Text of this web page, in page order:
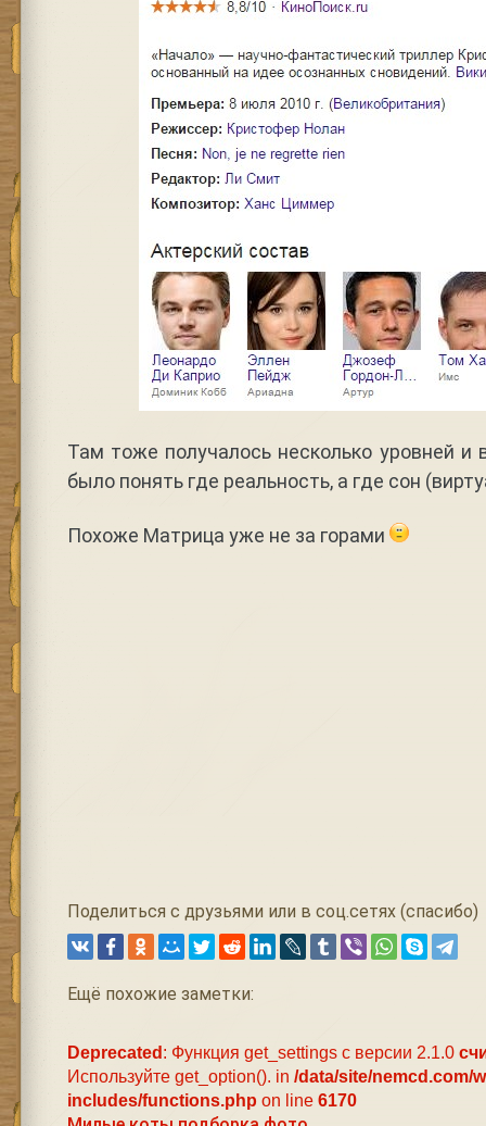
Там тоже получалось несколько уровней и
было понять где реальность, а где сон
Похоже Матрица уже не за горами
Поделиться с друзьями или в соц.сетях (спасибо)
Ещё похожие заметки:
Deprecated : Функция get_settings с версии 2.1.0
Используйте get_option(). in /data/site/nemcd.com/
includes/functions.php on line 6170